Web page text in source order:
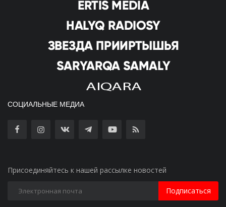
СОЦИАЛЬНЫЕ МЕДИА
Присоединяйтесь к нашей рассылке новостей
Подписаться